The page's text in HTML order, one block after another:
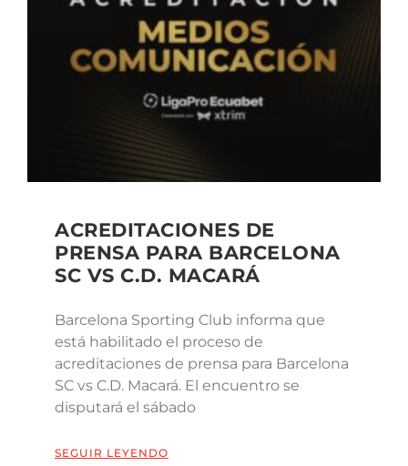
ACREDITACIONES DE
PRENSA PARA BARCELONA
SC VS C.D. MACARÁ
Barcelona Sporting Club informa que
está habilitado el proceso de
acreditaciones de prensa para Barcelona
SC vs C.D. Macará. El encuentro se
disputará el sábado
SEGUIR LEYENDO